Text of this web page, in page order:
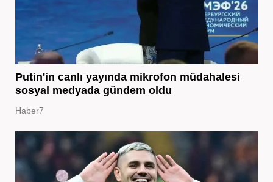
Putin'in canlı yayında mikrofon müdahalesi
sosyal medyada gündem oldu
Haber7